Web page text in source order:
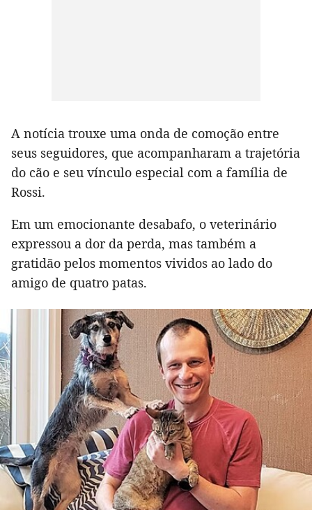
A notícia trouxe uma onda de comoção entre
seus seguidores, que acompanharam a trajetória
do cão e seu vínculo especial com a família de
Rossi.
Em um emocionante desabafo, o veterinário
expressou a dor da perda, mas também a
gratidão pelos momentos vividos ao lado do
amigo de quatro patas.